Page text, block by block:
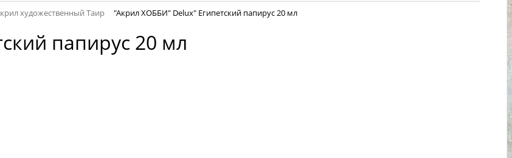
художественный Таир "Акрил ХОББИ" Delux" Египетский папирус 20 мл
папирус 20 мл